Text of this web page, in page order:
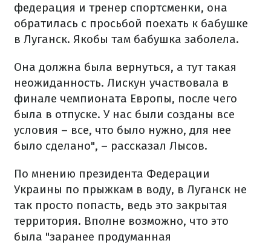
федерация и тренер спортсменки, она
обратилась с просьбой поехать к бабушке
в Луганск. Якобы там бабушка заболела.
Она должна была вернуться, а тут такая
неожиданность. Лискун участвовала в
финале чемпионата Европы, после чего
была в отпуске. У нас были созданы все
условия – все, что было нужно, для нее
было сделано", – рассказал Лысов.
По мнению президента Федерации
Украины по прыжкам в воду, в Луганск не
так просто попасть, ведь это закрытая
территория. Вполне возможно, что это
была "заранее продуманная